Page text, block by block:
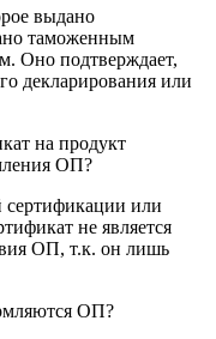
выдано
таможенным
Оно подтверждает,
декларирования или
на продукт
ОП?
сертификации или
не является
ОП, т.к. он лишь
ОП?